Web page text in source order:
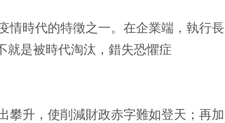
情時代的特徵之一。在企業端，執行長
就是被時代淘汰，錯失恐懼症
攀升，使削減財政赤字難如登天；再加